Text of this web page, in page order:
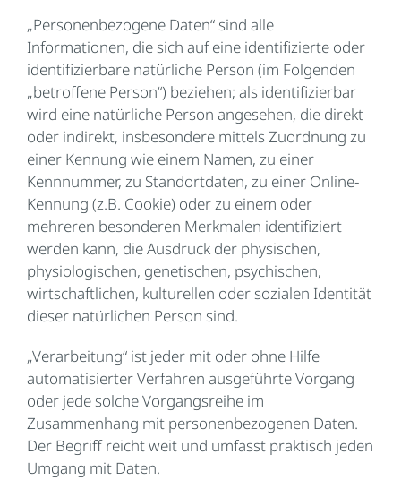
„Personenbezogene Daten“ sind alle
Informationen, die sich auf eine identifizierte oder
identifizierbare natürliche Person (im Folgenden
„betroffene Person“) beziehen; als identifizierbar
wird eine natürliche Person angesehen, die direkt
oder indirekt, insbesondere mittels Zuordnung zu
einer Kennung wie einem Namen, zu einer
Kennnummer, zu Standortdaten, zu einer Online-
Kennung (z.B. Cookie) oder zu einem oder
mehreren besonderen Merkmalen identifiziert
werden kann, die Ausdruck der physischen,
physiologischen, genetischen, psychischen,
wirtschaftlichen, kulturellen oder sozialen Identität
dieser natürlichen Person sind.
„Verarbeitung“ ist jeder mit oder ohne Hilfe
automatisierter Verfahren ausgeführte Vorgang
oder jede solche Vorgangsreihe im
Zusammenhang mit personenbezogenen Daten.
Der Begriff reicht weit und umfasst praktisch jeden
Umgang mit Daten.